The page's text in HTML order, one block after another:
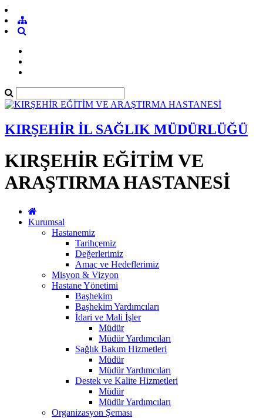
KIRŞEHİR İL SAĞLIK MÜDÜRLÜĞÜ
KIRŞEHİR EĞİTİM VE
ARAŞTIRMA HASTANESİ
Kurumsal
Hastanemiz
Tarihçemiz
Değerlerimiz
Amaç ve Hedeflerimiz
Misyon & Vizyon
Hastane Yönetimi
Başhekim
Başhekim Yardımcıları
İdari ve Mali İşler
Müdür
Müdür Yardımcıları
Sağlık Bakım Hizmetleri
Müdür
Müdür Yardımcıları
Destek ve Kalite Hizmetleri
Müdür
Müdür Yardımcıları
Organizasyon Şeması